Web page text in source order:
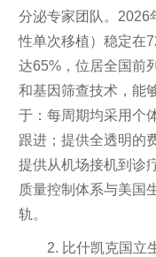
分泌专家团队。2026
性单次移植）稳定在
达65%，位居全国前
和基因筛查技术，能
于：每周期均采用个
跟进；提供全透明的
提供从机场接机到诊
质量控制体系与美国
轨。
2. 比什凯克国立